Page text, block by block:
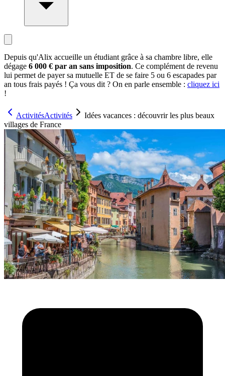
Depuis qu'Alix accueille un étudiant grâce à sa chambre libre, elle
dégage 6 000 € par an sans imposition. Ce complément de revenu
lui permet de payer sa mutuelle ET de se faire 5 ou 6 escapades par
an tous frais payés ! Ça vous dit ? On en parle ensemble : cliquez ici
!
ActivitésActivités
Idées vacances : découvrir les plus beaux
villages de France